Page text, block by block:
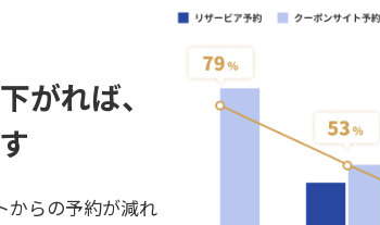
がれば、
からの予約が減れ